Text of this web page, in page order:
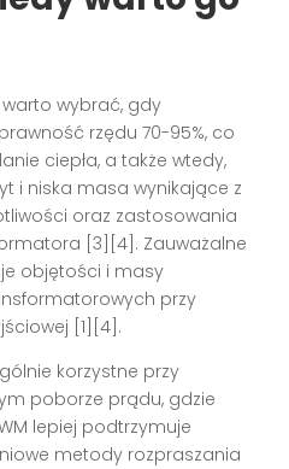
warto wybrać, gdy
rzędu 70-95%, co
ciepła, a także wtedy,
i niska masa wynikające z
oraz zastosowania
[3][4]. Zauważalne
objętości i masy
przy
[1][4].
korzystne przy
poborze prądu, gdzie
lepiej podtrzymuje
metody rozpraszania